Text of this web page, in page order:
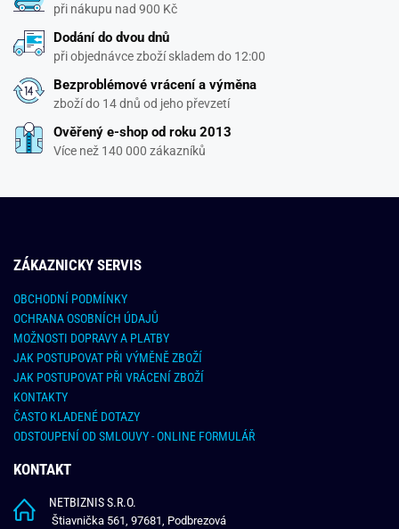
při nákupu nad 900 Kč
Dodání do dvou dnů
při objednávce zboží skladem do 12:00
Bezproblémové vrácení a výměna
zboží do 14 dnů od jeho převzetí
Ověřený e-shop od roku 2013
Více než 140 000 zákazníků
ZÁKAZNICKY SERVIS
OBCHODNÍ PODMÍNKY
OCHRANA OSOBNÍCH ÚDAJŮ
MOŽNOSTI DOPRAVY A PLATBY
JAK POSTUPOVAT PŘI VÝMĚNĚ ZBOŽÍ
JAK POSTUPOVAT PŘI VRÁCENÍ ZBOŽÍ
KONTAKTY
ČASTO KLADENÉ DOTAZY
ODSTOUPENÍ OD SMLOUVY - ONLINE FORMULÁŘ
KONTAKT
NETBIZNIS S.R.O.
Štiavnička 561, 97681, Podbrezová